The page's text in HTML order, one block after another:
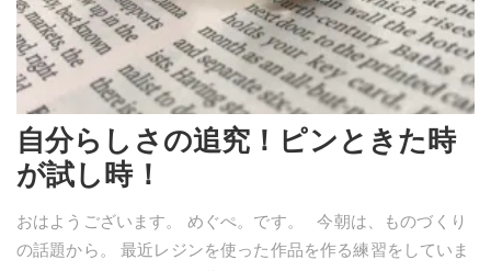
自分らしさの追究！ピンときた時
が試し時！
おはようございます。 めぐぺ。です。 今朝は、ものづくり
の話題から。 最近レジンを使った作品を作る練習をしていま